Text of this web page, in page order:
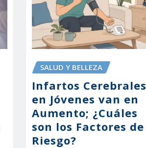
SALUD Y BELLEZA
Infartos Cerebrales
en Jóvenes van en
Aumento; ¿Cuáles
son los Factores de
Riesgo?